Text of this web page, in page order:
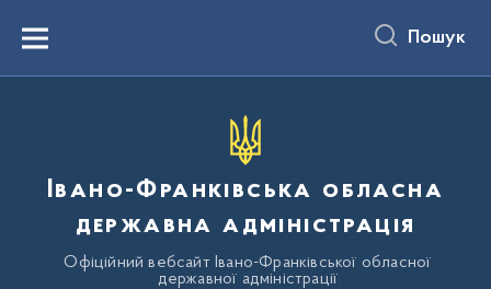
вмістуMenu Пошук
Івано-Франківська обласна
державна адміністрація
Офіційний вебсайт Івано-Франківської обласної
державної адміністрації